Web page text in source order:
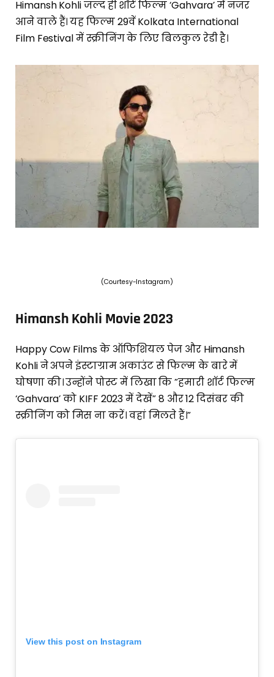
Himansh Kohli जल्द ही शॉर्ट फिल्म ‘Gahvara’ में नजर
आने वाले हैं। यह फिल्म 29वें Kolkata International
Film Festival में स्क्रीनिंग के लिए बिलकुल रेडी है।
(Courtesy-Instagram)
Himansh Kohli Movie 2023
Happy Cow Films के ऑफिशियल पेज और Himansh
Kohli ने अपने इंस्टाग्राम अकाउंट से फिल्म के बारे में
घोषणा की। उन्होंने पोस्ट में लिखा कि ”हमारी शॉर्ट फिल्म
‘Gahvara’ को KIFF 2023 में देखें” 8 और 12 दिसंबर की
स्क्रीनिंग को मिस ना करें। वहां मिलते हैं।”
View this post on Instagram